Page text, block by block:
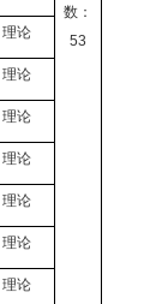
数：
53
理论
理论
理论
理论
理论
理论
理论